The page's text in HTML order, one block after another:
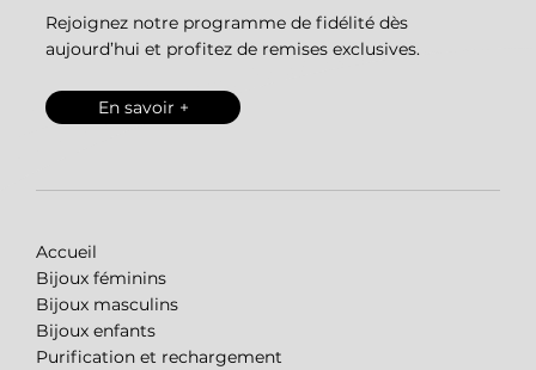
Rejoignez notre programme de fidélité dès
aujourd’hui et profitez de remises exclusives.
En savoir +
Accueil
Bijoux féminins
Bijoux masculins
Bijoux enfants
Purification et rechargement